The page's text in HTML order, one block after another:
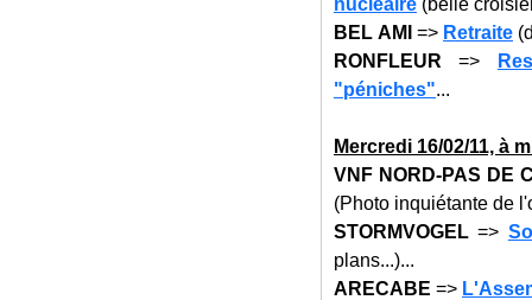
nucléaire (belle
BEL AMI => Retraite
RONFLEUR =>
"péniches"...
Mercredi 16/02/11, à
VNF NORD-PAS DE
(Photo inquiétante de
STORMVOGEL =>
plans...)...
ARECABE =>